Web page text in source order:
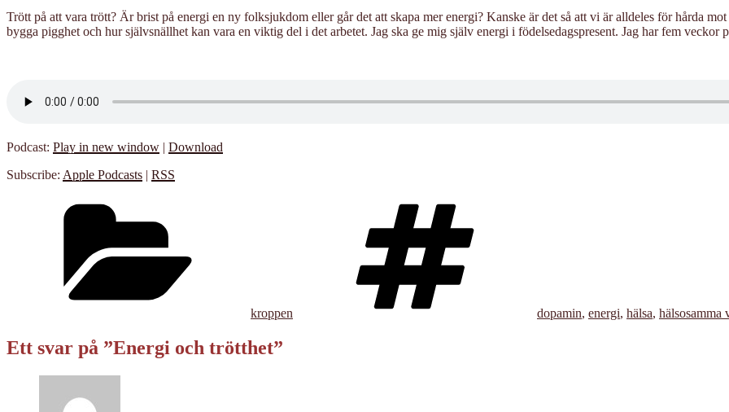
Trött på att vara trött? Är brist på energi en ny folksjukdom eller går det att skapa mer energi? Kanske är det så att vi är alldeles för hårda
bygga pigghet och hur självsnällhet kan vara en viktig del i det arbetet. Jag ska ge mig själv energi i födelsedagspresent. Jag har fem veckor
Podcast: Play in new window | Download
Subscribe: Apple Podcasts | RSS
kroppen dopamin, energi, hälsa, hälsosamma
Ett svar på ”Energi och trötthet”